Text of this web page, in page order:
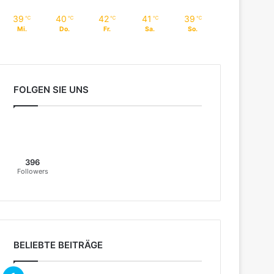
39 ℃
Mi.
40 ℃
Do.
42 ℃
Fr.
41 ℃
Sa.
39 ℃
So.
FOLGEN SIE UNS
396
Followers
BELIEBTE BEITRÄGE